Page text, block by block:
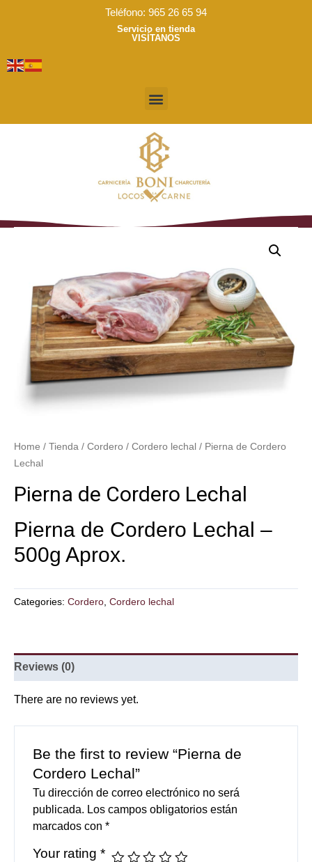
Teléfono: 965 26 65 94
Servicio en tienda
VISÍTANOS
Menú
Home / Tienda / Cordero / Cordero lechal / Pierna de Cordero
Lechal
Pierna de Cordero Lechal
Pierna de Cordero Lechal –
500g Aprox.
Categories: Cordero, Cordero lechal
Reviews (0)
There are no reviews yet.
Be the first to review “Pierna de
Cordero Lechal”
Tu dirección de correo electrónico no será
publicada. Los campos obligatorios están
marcados con *
Your rating *